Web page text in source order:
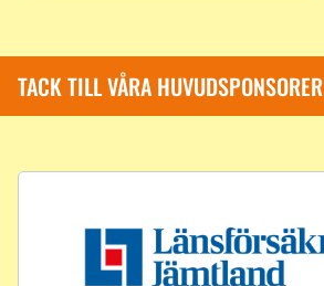
TACK TILL VÅRA HUVUDSPONSORER